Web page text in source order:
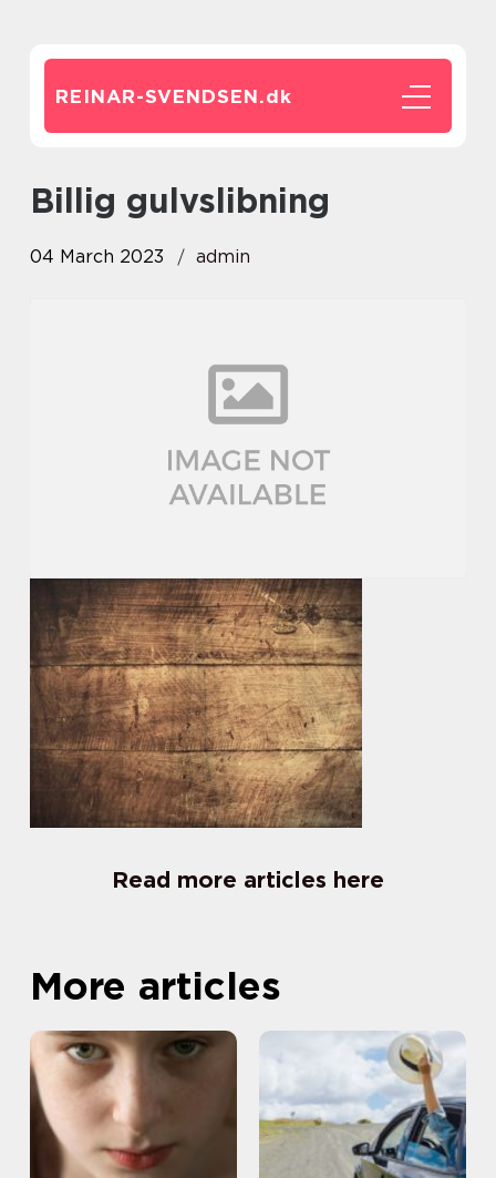
REINAR-SVENDSEN.dk
billig gulvslibning
04 March 2023 admin
Read more articles here
More articles